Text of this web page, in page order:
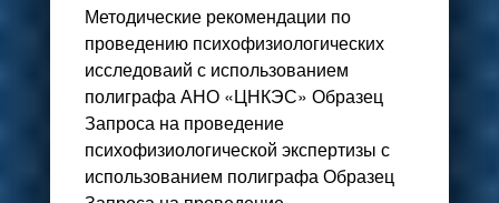
Методические рекомендации по
проведению психофизиологических
исследоваий с использованием
полиграфа АНО «ЦНКЭС» Образец
Запроса на проведение
психофизиологической экспертизы с
использованием полиграфа Образец